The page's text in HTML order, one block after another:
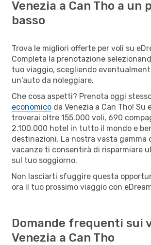
Venezia a Can Tho a un
basso
Trova le migliori offerte per voli su
Completa la prenotazione
tuo viaggio, scegliendo
un'auto da noleggiare.
Che cosa aspetti? Prenota oggi
economico da Venezia a Can Tho! Su
troverai oltre 155.000 voli, 690
2.100.000 hotel in tutto il mondo e
destinazioni. La nostra vasta gamma
vacanze ti consentirà di risparmiare
sul tuo soggiorno.
Non lasciarti sfuggire questa
ora il tuo prossimo viaggio con
Domande frequenti sui
Venezia a Can Tho